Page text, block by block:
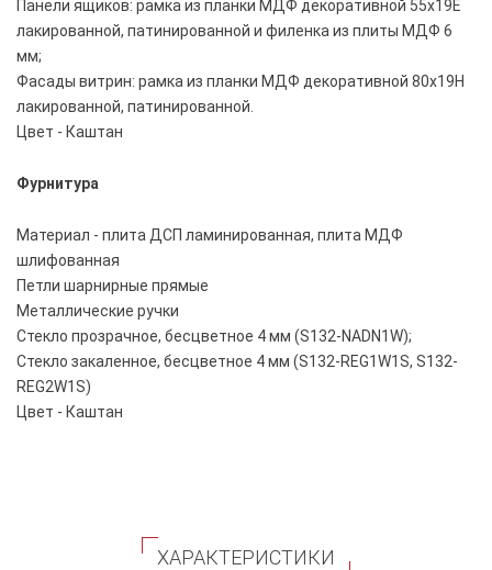
Панели ящиков: рамка из планки МДФ декоративной 55х19Е
лакированной, патинированной и филенка из плиты МДФ 6
мм;
Фасады витрин: рамка из планки МДФ декоративной 80х19Н
лакированной, патинированной.
Цвет - Каштан
Фурнитура
Материал - плита ДСП ламинированная, плита МДФ
шлифованная
Петли шарнирные прямые
Металлические ручки
Стекло прозрачное, бесцветное 4 мм (S132-NADN1W);
Стекло закаленное, бесцветное 4 мм (S132-REG1W1S, S132-
REG2W1S)
Цвет - Каштан
ХАРАКТЕРИСТИКИ